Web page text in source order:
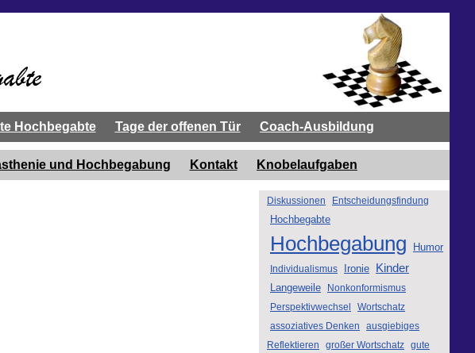
Hochbegabte Tage der offenen Tür Coach-Ausbildung
und Hochbegabung Kontakt Knobelaufgaben
Diskussionen Entscheidungsfindung
Hochbegabte
Hochbegabung Humor
Individualismus Ironie Kinder
Langeweile
Nonkonformismus
Perspektivwechsel
Wortschatz
assoziatives Denken
ausgiebiges
Reflektieren
großer Wortschatz gute